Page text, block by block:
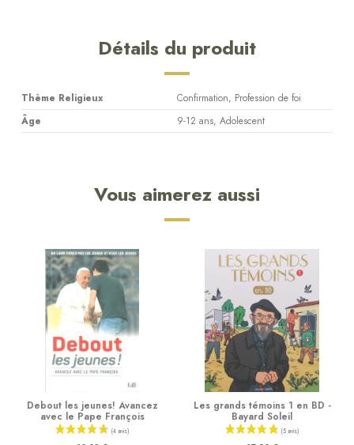
Détails du produit
Thème Religieux
Confirmation, Profession de foi
Âge
9-12 ans, Adolescent
Vous aimerez aussi
Debout les jeunes! Avancez
avec le Pape François
Les grands témoins 1 en BD -
Bayard Soleil